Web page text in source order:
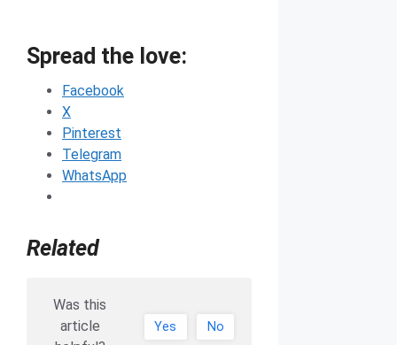
Spread the love:
Facebook
X
Pinterest
Telegram
WhatsApp
Related
Was this
article
Yes No